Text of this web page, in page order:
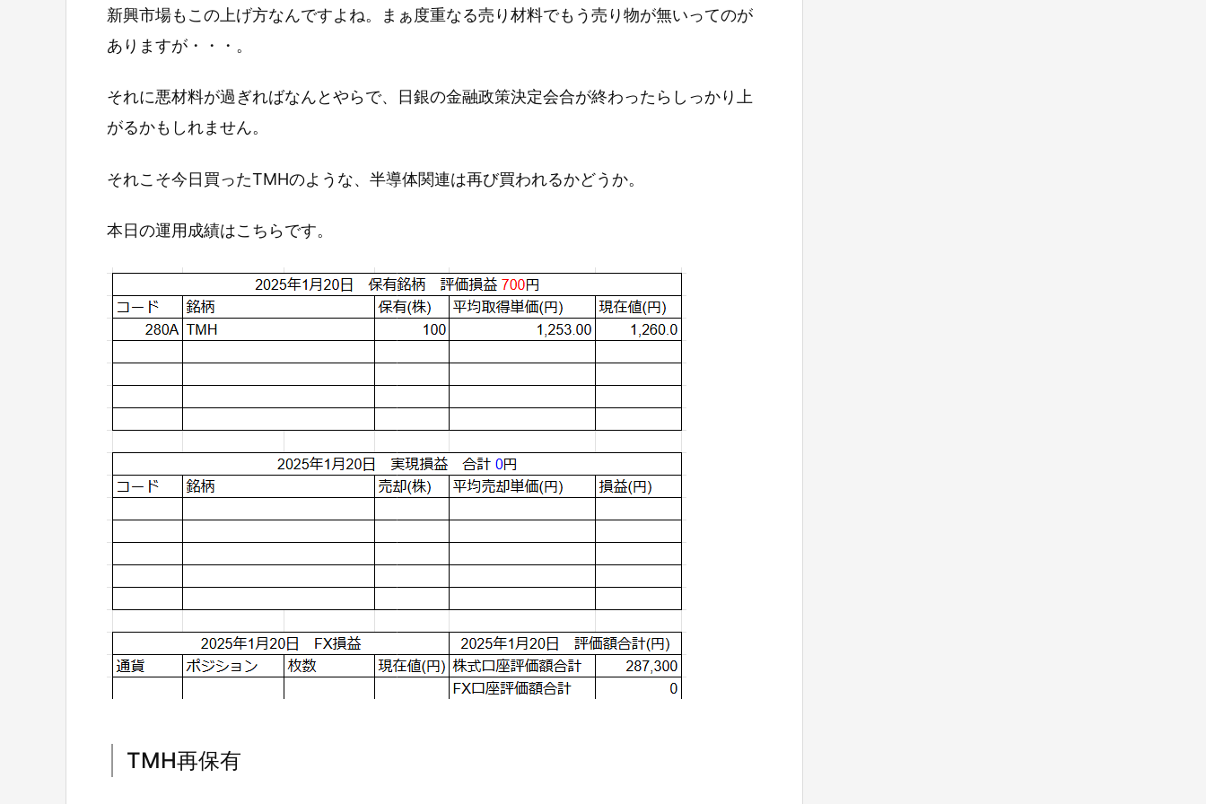
新興市場もこの上げ方なんですよね。まぁ度重なる売り材料でもう売り物が無いってのが
ありますが・・・。
それに悪材料が過ぎればなんとやらで、日銀の金融政策決定会合が終わったらしっかり上
がるかもしれません。
それこそ今日買ったTMHのような、半導体関連は再び買われるかどうか。
本日の運用成績はこちらです。
TMH再保有